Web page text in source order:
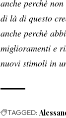
anche perchè
di là di questo
anche perchè
miglioramenti e
nuovi stimoli in
TAGGED: